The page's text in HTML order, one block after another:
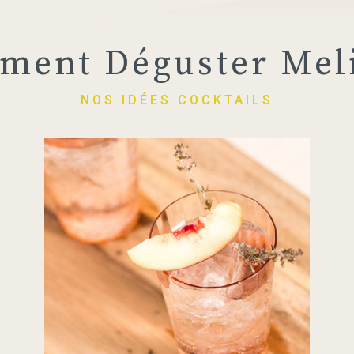
Déguster
NOS IDÉES COCKTAILS